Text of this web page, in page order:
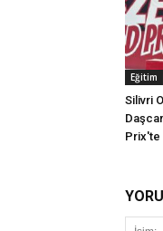
Eğitim
Silivri
Prix'te